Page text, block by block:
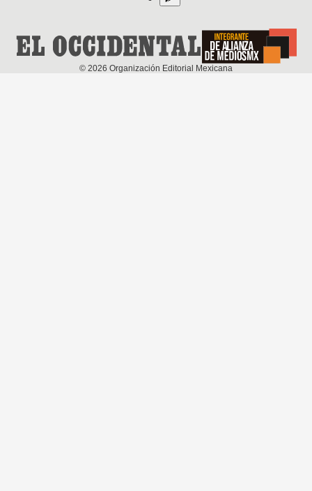
© 2026 Organización Editorial Mexicana